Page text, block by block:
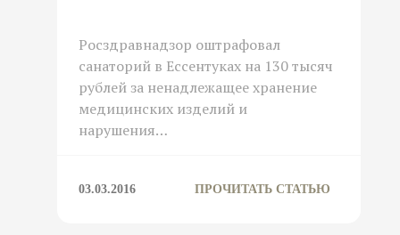
Росздравнадзор оштрафовал
санаторий в Ессентуках на 130 тысяч
рублей за ненадлежащее хранение
медицинских изделий и
нарушения…
03.03.2016 ПРОЧИТАТЬ СТАТЬЮ